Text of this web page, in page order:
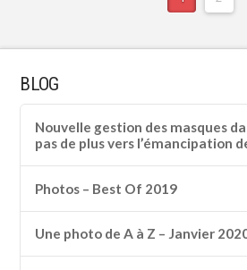
BLOG
Nouvelle gestion des masques
pas de plus vers l’émancipation
Photos – Best Of 2019
Une photo de A à Z – Janvier